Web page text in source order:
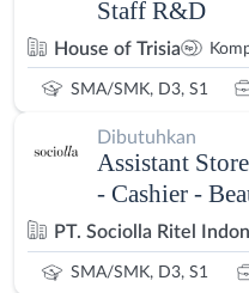
Staff R&D
House of Trisia
SMA/SMK, D3, S1
Dibutuhkan
Assistant
- Cashier -
PT. Sociolla Ritel
SMA/SMK, D3, S1